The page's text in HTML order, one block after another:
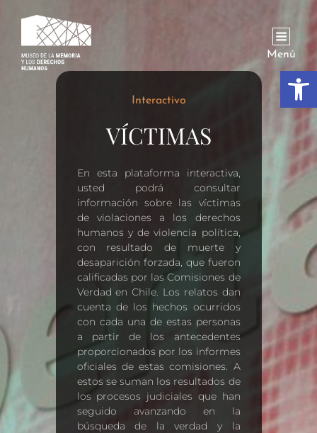
Menú
Interactivo
VÍCTIMAS
En esta plataforma interactiva,
usted podrá consultar
información sobre las víctimas
de violaciones a los derechos
humanos y de violencia política,
con resultado de muerte y
desaparición forzada, que fueron
calificadas por las Comisiones de
Verdad en Chile. Los relatos dan
cuenta de los hechos ocurridos
con cada una de estas personas
a partir de los antecedentes
proporcionados por los informes
oficiales de estas comisiones. A
estos se suman los resultados de
los procesos judiciales que han
seguido avanzando en la
búsqueda de la verdad y la